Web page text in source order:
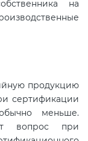
на
продукцию
сертификации
меньше.
вопрос при